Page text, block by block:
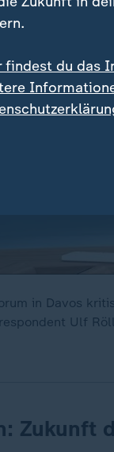
in Davos
Ulf
Zukunft
findest du das